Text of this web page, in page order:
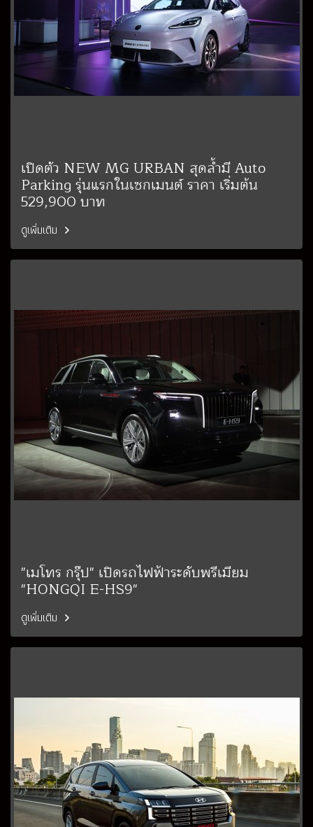
เปิดตัว NEW MG URBAN สุดล้ำมี Auto
Parking รุ่นแรกในเซกเมนต์ ราคา เริ่มต้น
529,900 บาท
ดูเพิ่มเติม
"เมโทร กรุ๊ป" เปิดรถไฟฟ้าระดับพรีเมียม
"HONGQI E-HS9"
ดูเพิ่มเติม